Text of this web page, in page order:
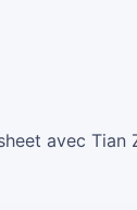
avec Tian